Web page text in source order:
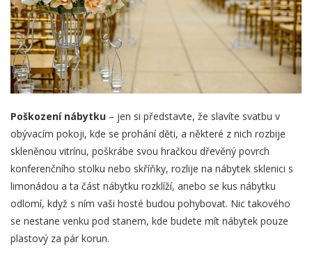
Poškození nábytku – jen si představte, že slavíte svatbu v
obývacím pokoji, kde se prohání děti, a některé z nich rozbije
skleněnou vitrínu, poškrábe svou hračkou dřevěný povrch
konferenčního stolku nebo skříňky, rozlije na nábytek sklenici s
limonádou a ta část nábytku rozklíží, anebo se kus nábytku
odlomí, když s ním vaši hosté budou pohybovat. Nic takového
se nestane venku pod stanem, kde budete mít nábytek pouze
plastový za pár korun.